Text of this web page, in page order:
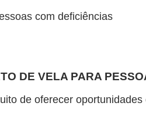
com deficiências
DE VELA PARA
de oferecer